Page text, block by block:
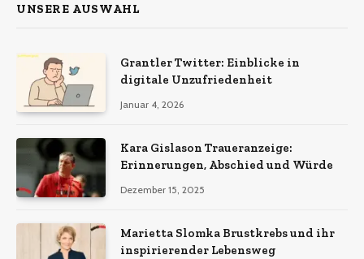
UNSERE AUSWAHL
Grantler Twitter: Einblicke in
digitale Unzufriedenheit
Januar 4, 2026
Kara Gislason Traueranzeige:
Erinnerungen, Abschied und Würde
Dezember 15, 2025
Marietta Slomka Brustkrebs und ihr
inspirierender Lebensweg